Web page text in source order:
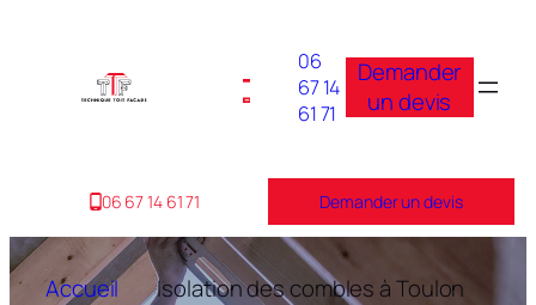
Demander
un devis
06
67 14
61 71
06 67 14 61 71 Demander un devis
Accueil Isolation des combles à Toulon